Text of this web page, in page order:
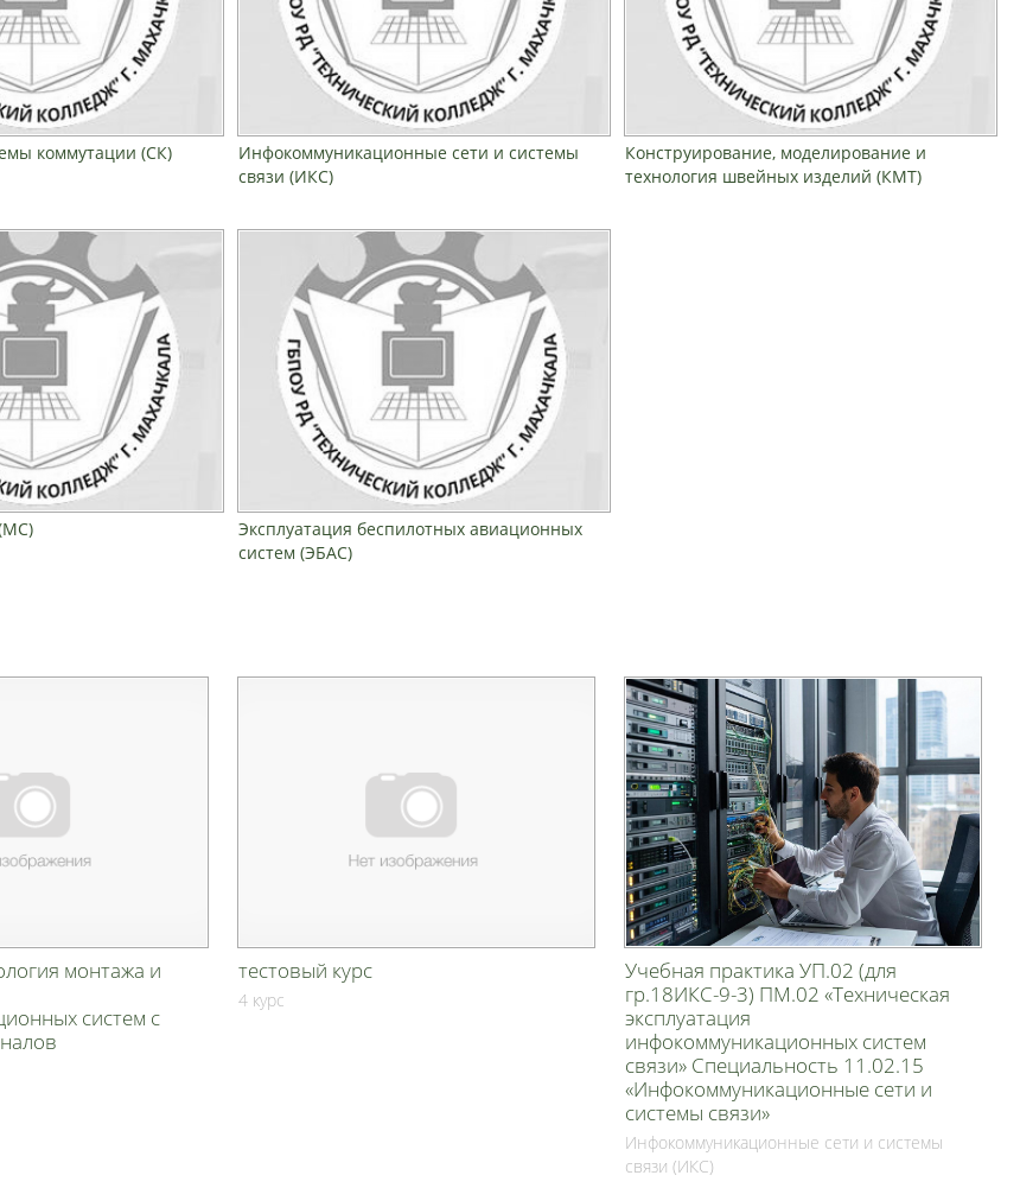
коммутации (СК)
Инфокоммуникационные сети и системы
связи (ИКС)
Конструирование, моделирование и
технология швейных изделий (КМТ)
Эксплуатация беспилотных авиационных
систем (ЭБАС)
монтажа и
систем с
тестовый курс
4 курс
Учебная практика УП.02 (для
гр.18ИКС-9-3) ПМ.02 «Техническая
эксплуатация
инфокоммуникационных систем
связи» Специальность 11.02.15
«Инфокоммуникационные сети и
системы связи»
Инфокоммуникационные сети и системы
связи (ИКС)